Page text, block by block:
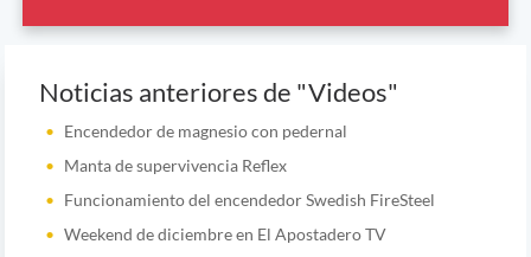
Noticias anteriores de "Videos"
Encendedor de magnesio con pedernal
Manta de supervivencia Reflex
Funcionamiento del encendedor Swedish FireSteel
Weekend de diciembre en El Apostadero TV